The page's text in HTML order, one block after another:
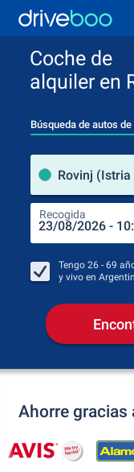
Coche de
alquiler en
Búsqueda de autos
Rovinj
Recogida
Tengo 26 - 69
y vivo en
Ahorre gracias